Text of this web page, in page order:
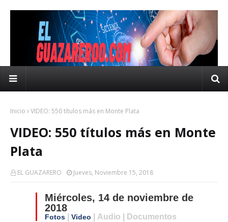
Inicio VIDEO: 550 títulos más en Monte Plata
VIDEO: 550 títulos más en Monte
Plata
EL GUAZARERO Jueves, Noviembre 15, 2018
Miércoles, 14 de noviembre de
2018
Fotos Video | Audio | Documentos